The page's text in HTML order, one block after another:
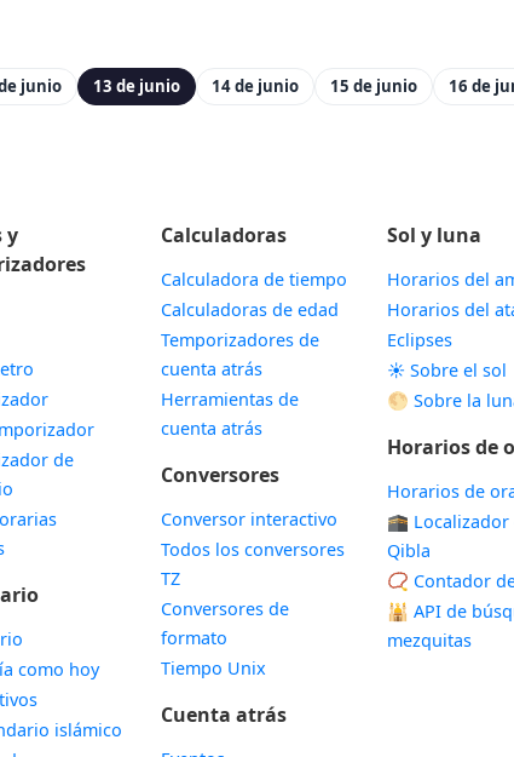
junio 13 de junio 14 de junio 15 de junio 16 de
y
de
como hoy
islámico
Calculadoras
Calculadora de tiempo
Calculadoras de edad
Temporizadores de
cuenta atrás
Herramientas de
cuenta atrás
Conversores
Conversor interactivo
Todos los conversores
TZ
Conversores de
formato
Tiempo Unix
Cuenta atrás
Sol y luna
Horarios del
Horarios del
Eclipses
☀️ Sobre el sol
🌕 Sobre la
Horarios de
Horarios de
🕋 Localizador
Qibla
📿 Contador
🕌 API de
mezquitas